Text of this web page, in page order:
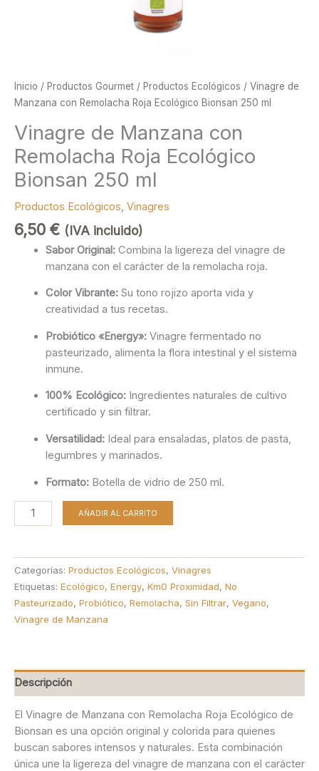
Inicio / Productos Gourmet / Productos Ecológicos / Vinagre de
Manzana con Remolacha Roja Ecológico Bionsan 250 ml
Vinagre de Manzana con
Remolacha Roja Ecológico
Bionsan 250 ml
Productos Ecológicos, Vinagres
6,50 € (IVA incluido)
Sabor Original:Combina la ligereza del vinagre de
manzana con el carácter de la remolacha roja.
Color Vibrante:Su tono rojizo aporta vida y
creatividad a tus recetas.
Probiótico «Energy»:Vinagre fermentado no
pasteurizado, alimenta la flora intestinal y el sistema
inmune.
100% Ecológico:Ingredientes naturales de cultivo
certificado y sin filtrar.
Versatilidad:Ideal para ensaladas, platos de pasta,
legumbres y marinados.
Formato:Botella de vidrio de 250 ml.
Vinagre
de
con
Remolacha
Roja
Ecológico
Bionsan
cantidad
AÑADIR AL CARRITO
Categorías: Productos Ecológicos, Vinagres
Etiquetas: Ecológico, Energy, Km0 Proximidad, No
Pasteurizado, Probiótico, Remolacha, Sin Filtrar, Vegano,
Vinagre de Manzana
Descripción
El Vinagre de Manzana con Remolacha Roja Ecológico de
Bionsan es una opción original y colorida para quienes
buscan sabores intensos y naturales. Esta combinación
única une la ligereza del vinagre de manzana con el carácter